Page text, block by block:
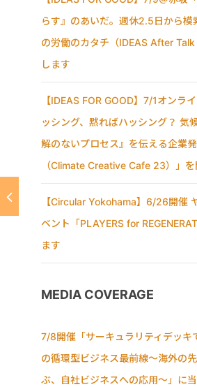
らす』のあいだ。週休2.5日から模
の労働のカタチ（IDEAS After
します
【IDEAS FOR GOOD】7/1オンラ
ッシング、黙ればハッシング？ 気
解のないプロセス』を伝える企業
（Climate Creative Cafe 23）」
【Circular Yokohama】6/26開催
ベント「PLAYERS for
ます
MEDIA COVERAGE
7/8開催「サーキュラリティデッキ
の循環型ビジネス最前線〜海外の
ぶ、自社ビジネスへの応用〜」に